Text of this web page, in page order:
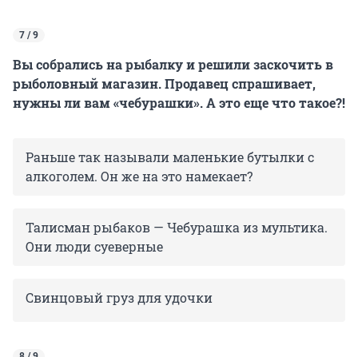
7 / 9
Вы собрались на рыбалку и решили заскочить в
рыболовный магазин. Продавец спрашивает,
нужны ли вам «чебурашки». А это еще что такое?!
Раньше так называли маленькие бутылки с
алкоголем. Он же на это намекает?
Талисман рыбаков — Чебурашка из мультика.
Они люди суеверные
Свинцовый груз для удочки